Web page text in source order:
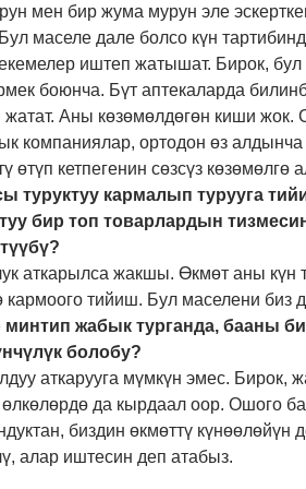
мен бир жума мурун эле
маселе дале болсо күн
иштеп жатышат. Бирок, бул
боюнча. Бүт аптекаларда
Аны көзөмөлдөгөн киши жок.
компаниялар, ортодон өз
өтүп кетпегенин сөзсүз көзөмөлгө
туруктуу кармалып турууга
бир топ товарлардын
аткарылса жакшы. Өкмөт аны күн
кармоого тийиш. Бул маселени биз
минтип жабык турганда, бааны
болобу?
аткарууга мүмкүн эмес. Бирок,
өлкөлөрдө да кырдаал оор. Ошого
биздин өкмөттү күнөөлөйүн
алар иштесин деп атабыз.